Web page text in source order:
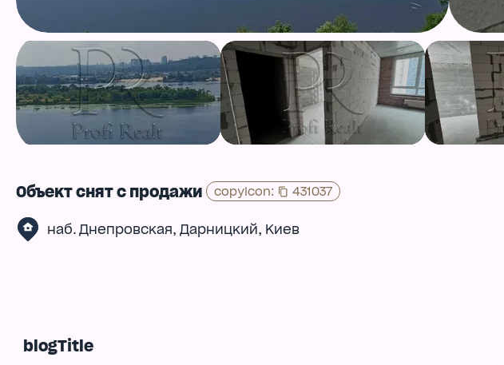
Объект снят с продажи copyIcon: 431037
наб. Днепровская, Дарницкий, Киев
blogTitle